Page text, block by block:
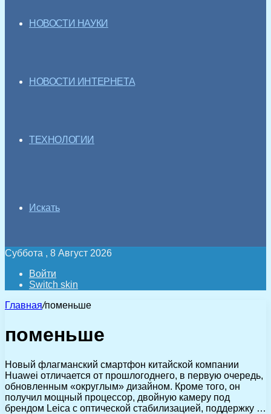
НОВОСТИ НАУКИ
НОВОСТИ ИНТЕРНЕТА
ТЕХНОЛОГИИ
Искать
Суббота , 8 Август 2026
Войти
Switch skin
Главная/поменьше
поменьше
Новый флагманский смартфон китайской компании
Huawei отличается от прошлогоднего, в первую очередь,
обновленным «округлым» дизайном. Кроме того, он
получил мощный процессор, двойную камеру под
брендом Leica с оптической стабилизацией, поддержку …